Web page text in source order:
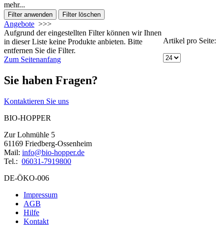
mehr...
Angebote >>>
Artikel pro Seite:
Aufgrund der eingestellten Filter können wir Ihnen
in dieser Liste keine Produkte anbieten. Bitte
entfernen Sie die Filter.
Zum Seitenanfang
Sie haben Fragen?
Kontaktieren Sie uns
BIO-HOPPER
Zur Lohmühle 5
61169 Friedberg-Ossenheim
Mail: info@bio-hopper.de
Tel.: 06031-7919800
DE-ÖKO-006
Impressum
AGB
Hilfe
Kontakt